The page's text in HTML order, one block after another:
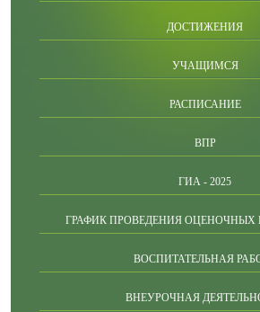
ДОСТИЖЕНИЯ
УЧАЩИМСЯ
РАСПИСАНИЕ
ВПР
ГИА - 2025
ГРАФИК ПРОВЕДЕНИЯ ОЦЕНОЧНЫХ
ВОСПИТАТЕЛЬНАЯ
ВНЕУРОЧНАЯ